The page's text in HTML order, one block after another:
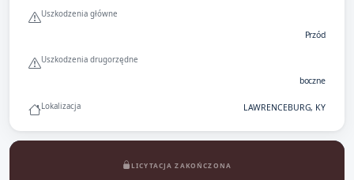
Uszkodzenia główne
Przód
Uszkodzenia drugorzędne
boczne
Lokalizacja LAWRENCEBURG, KY
LICYTACJA ZAKOŃCZONA